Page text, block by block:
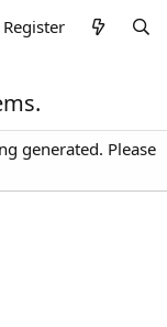
Register
generated. Please